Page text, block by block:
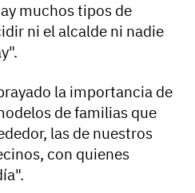
muchos tipos de
ni el alcalde ni nadie
la importancia de
de familias que
las de nuestros
con quienes